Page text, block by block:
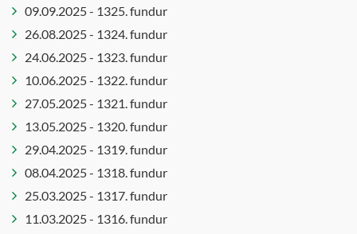
mannréttindaráð
mannréttindanefnd
Jafnréttisnefnd
Kjaranefnd
Lista- og
menningarráð
Menningar-
byggingarfulltrúa
Sérnefnd
09.09.2025 - 1325. fundur
26.08.2025 - 1324. fundur
24.06.2025 - 1323. fundur
10.06.2025 - 1322. fundur
27.05.2025 - 1321. fundur
13.05.2025 - 1320. fundur
29.04.2025 - 1319. fundur
08.04.2025 - 1318. fundur
25.03.2025 - 1317. fundur
11.03.2025 - 1316. fundur